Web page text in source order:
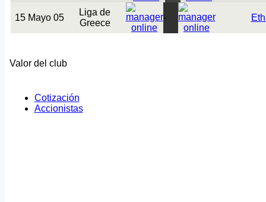
15 Mayo 05
Liga de
Greece
-
Valor del club
Cotización
Accionistas